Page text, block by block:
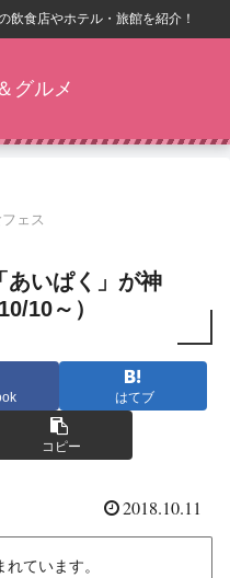
飲食店やホテル・旅館を紹介！
グルメ
ェス
あいぱく」が神
10～）
はてブ
コピー
2018.10.11
ています。